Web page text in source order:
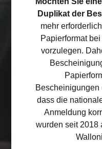
bevor sie mit
beginnen.
Die
Das erste
Learning,
Dienst der
anerkannt
Besonders
Duplikat der
mehr
Papierformat
vorzulegen.
Bescheinigungen
dass die
Anmeldung
wurden seit 2018